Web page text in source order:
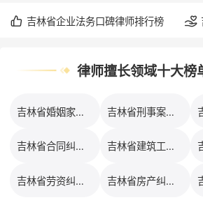
吉林省企业法务口碑律师排行榜
律师擅长领域十大榜
吉林省婚姻家事律师排行榜 吉林省刑事案件律师排行榜
吉林省合同纠纷律师排行榜 吉林省建筑工程律师排行榜
吉林省劳资纠纷律师排行榜 吉林省房产纠纷律师排行榜